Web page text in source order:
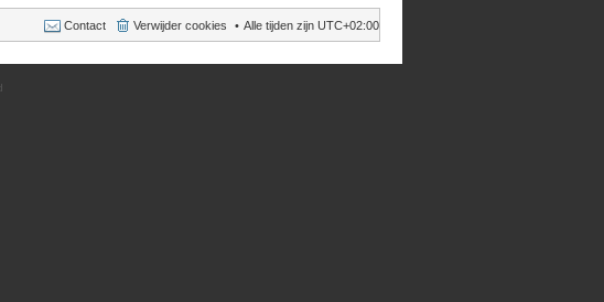
Alle tijden zijn UTC+02:00
Verwijder cookies
Contact